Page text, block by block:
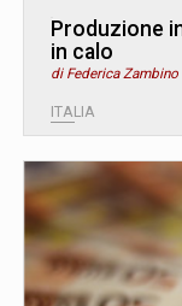
Produzione
in calo
di Federica Zambino
ITALIA